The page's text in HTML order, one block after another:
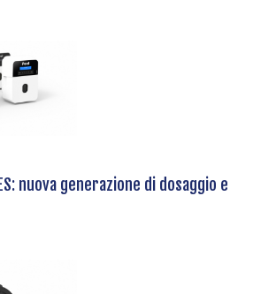
nuova generazione di dosaggio e